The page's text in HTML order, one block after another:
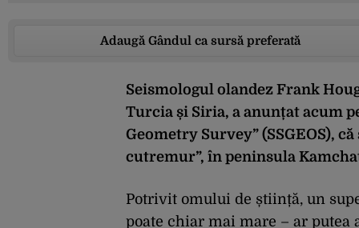
Adaugă Gândul ca sursă preferată
Seismologul olandez Frank
Turcia și Siria, a anunțat acum
Geometry Survey” (SSGEOS),
cutremur”, în peninsula
Potrivit omului de știință, un
poate chiar mai mare – ar putea